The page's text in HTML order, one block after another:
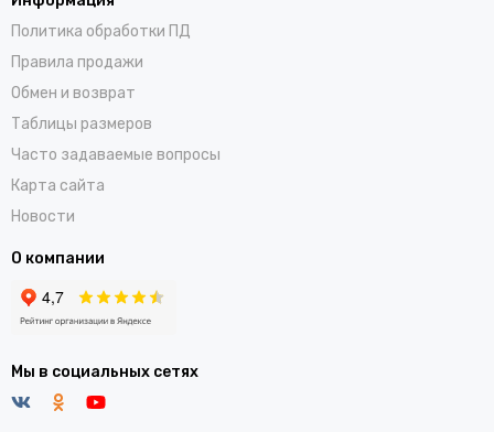
Политика обработки ПД
Правила продажи
Обмен и возврат
Таблицы размеров
Часто задаваемые вопросы
Карта сайта
Новости
О компании
Мы в социальных сетях